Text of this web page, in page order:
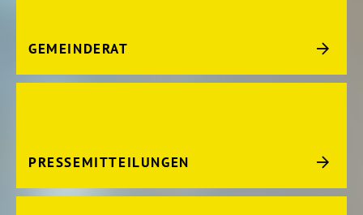
GEMEINDERAT
PRESSEMITTEILUNGEN